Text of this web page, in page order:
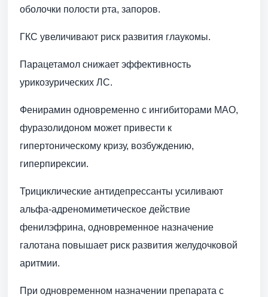
оболочки полости рта, запоров.
ГКС увеличивают риск развития глаукомы.
Парацетамол снижает эффективность
урикозурических ЛС.
Фенирамин одновременно с ингибиторами МАО,
фуразолидоном может привести к
гипертоническому кризу, возбуждению,
гиперпирексии.
Трициклические антидепрессанты усиливают
альфа-адреномиметическое действие
фенилэфрина, одновременное назначение
галотана повышает риск развития желудочковой
аритмии.
При одновременном назначении препарата с